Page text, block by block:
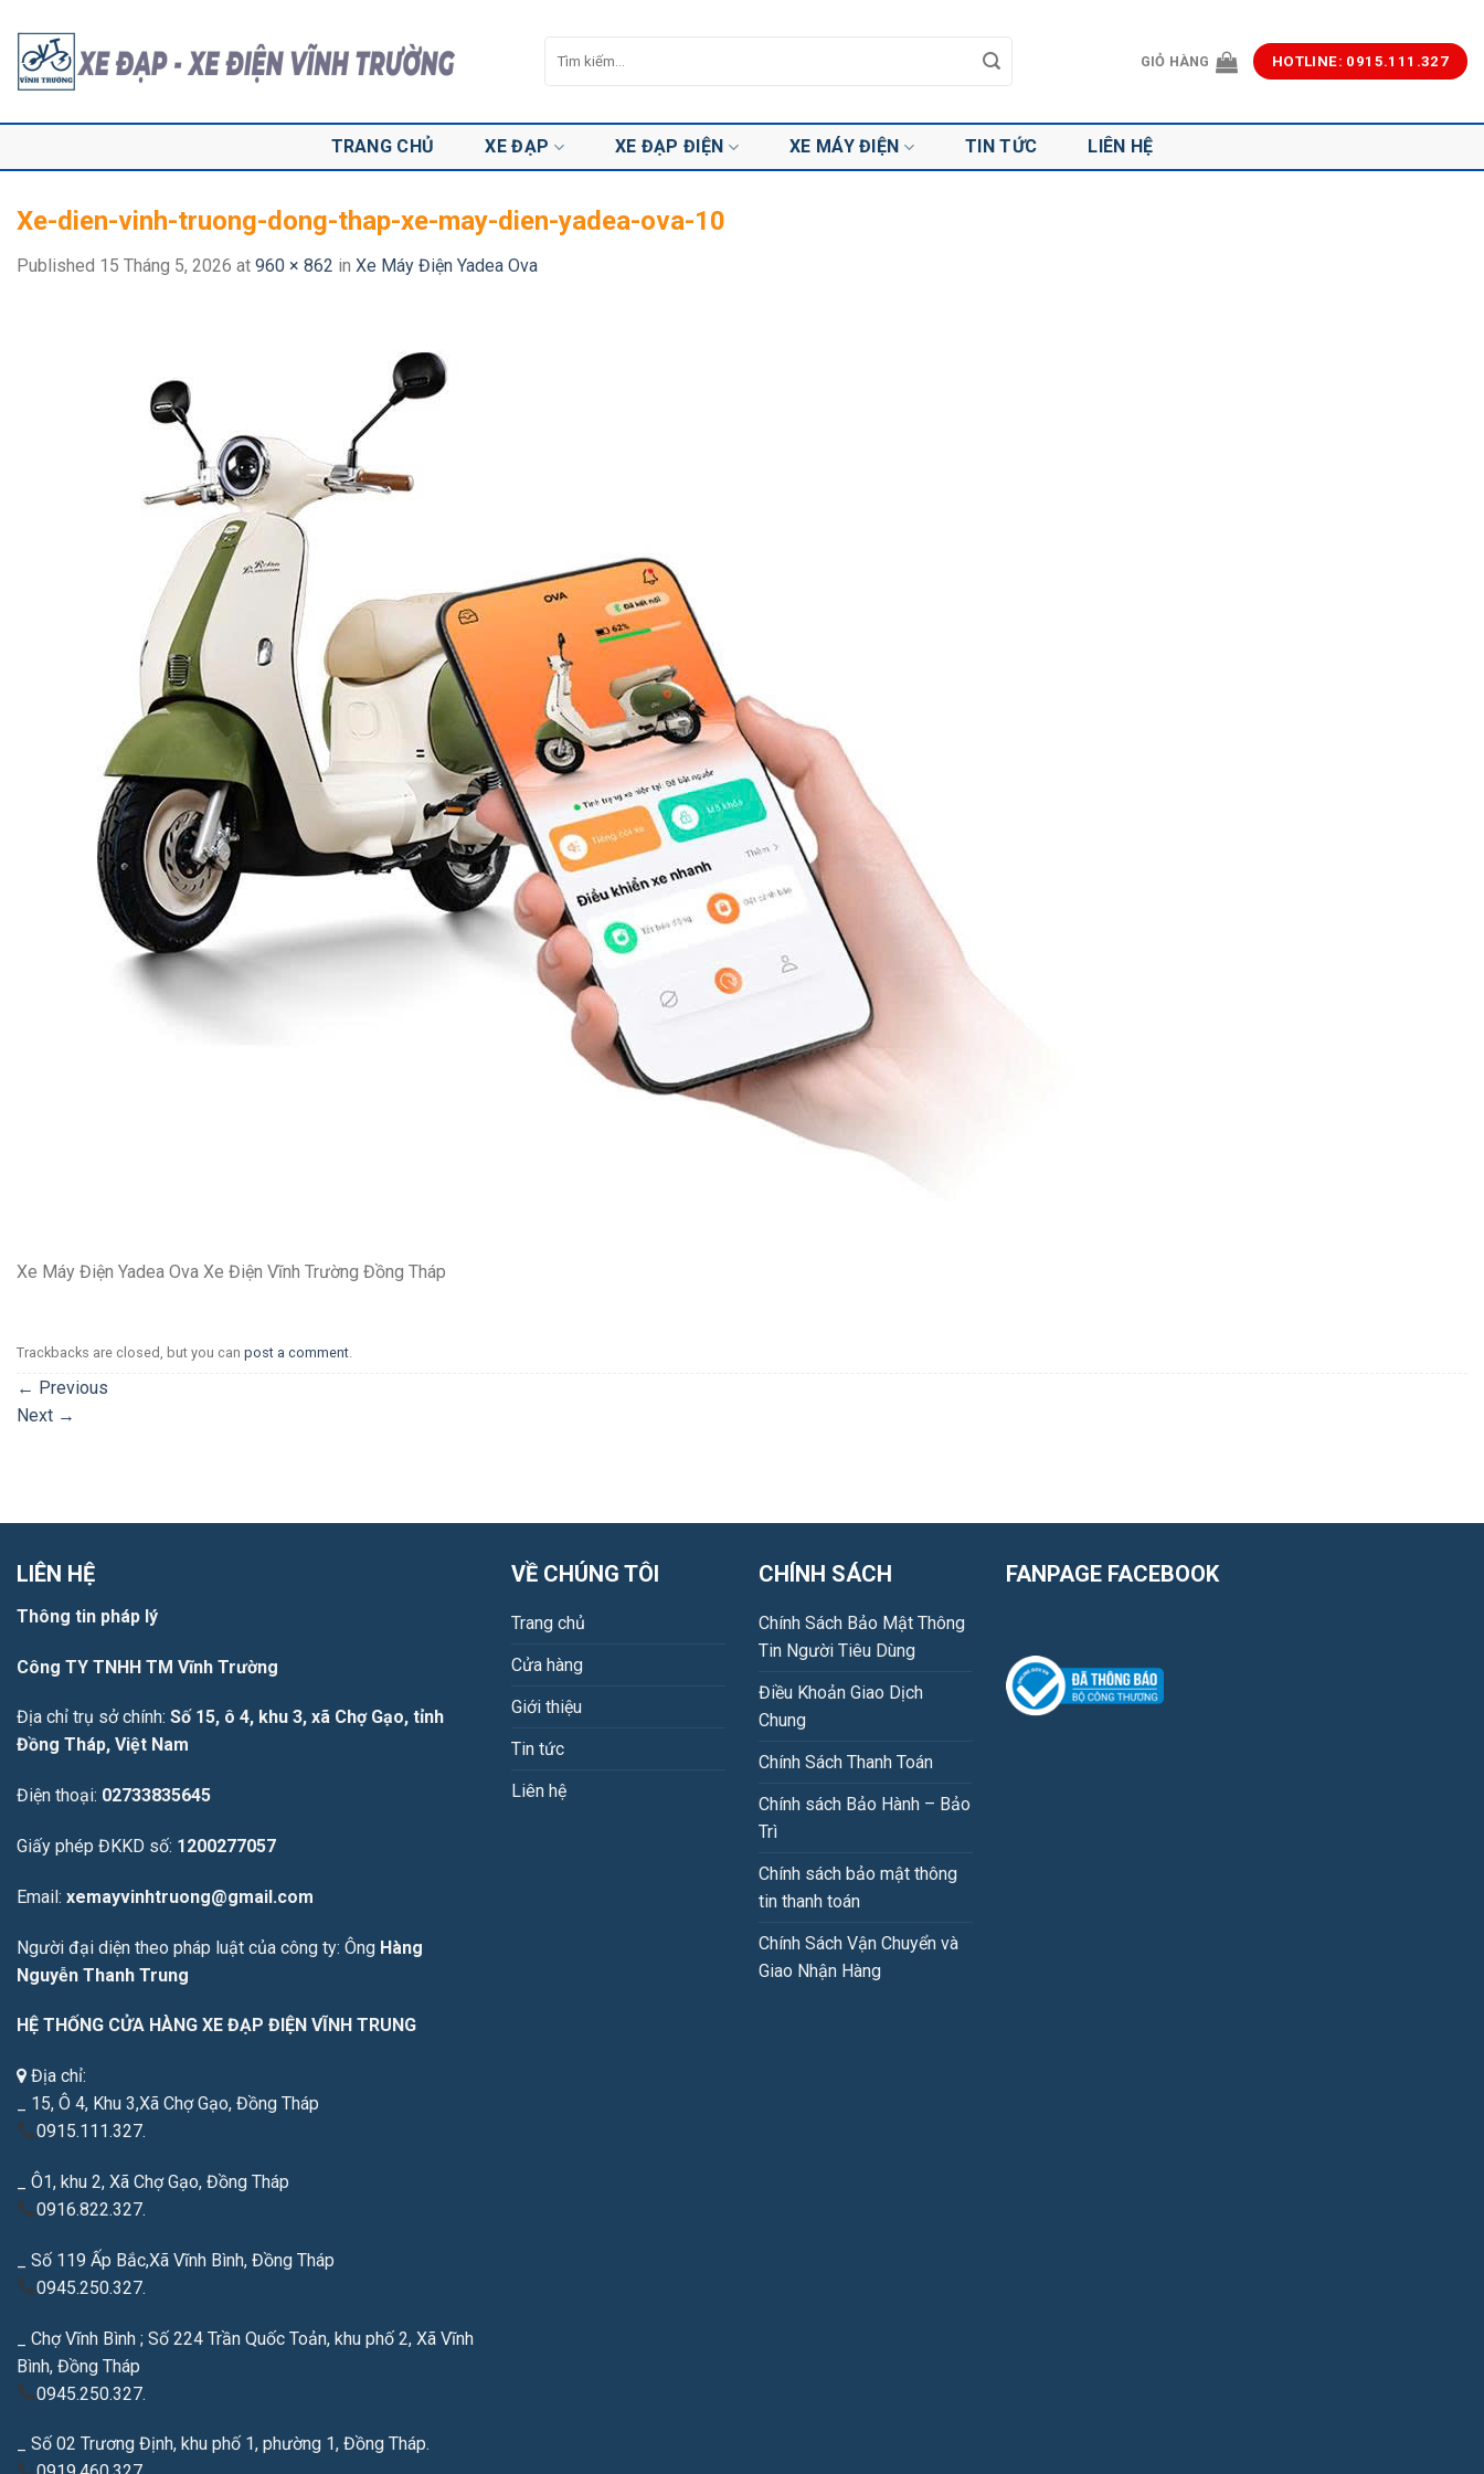
content
kiếm:
GIỎ HÀNG HOTLINE: 0915.111.327
TRANG CHỦ XE ĐẠP XE ĐẠP ĐIỆN XE MÁY ĐIỆN TIN TỨC LIÊN HỆ
Xe-dien-vinh-truong-dong-thap-xe-may-dien-yadea-ova-10
Published 15 Tháng 5, 2026 at 960 × 862 in Xe Máy Điện Yadea Ova
Xe Máy Điện Yadea Ova Xe Điện Vĩnh Trường Đồng Tháp
Trackbacks are closed, but you can post a comment.
← Previous
Next →
LIÊN HỆ
Thông tin pháp lý
Công TY TNHH TM Vĩnh Trường
Địa chỉ trụ sở chính: Số 15, ô 4, khu 3, xã Chợ Gạo, tỉnh
Đồng Tháp, Việt Nam
Điện thoại: 02733835645
Giấy phép ĐKKD số: 1200277057
Email: xemayvinhtruong@gmail.com
Người đại diện theo pháp luật của công ty: Ông Hàng
Nguyễn Thanh Trung
HỆ THỐNG CỬA HÀNG XE ĐẠP ĐIỆN VĨNH TRUNG
Địa chỉ:
_ 15, Ô 4, Khu 3,Xã Chợ Gạo, Đồng Tháp
0915.111.327.
_ Ô1, khu 2, Xã Chợ Gạo, Đồng Tháp
0916.822.327.
_ Số 119 Ấp Bắc,Xã Vĩnh Bình, Đồng Tháp
0945.250.327.
_ Chợ Vĩnh Bình ; Số 224 Trần Quốc Toản, khu phố 2, Xã Vĩnh
Bình, Đồng Tháp
0945.250.327.
_ Số 02 Trương Định, khu phố 1, phường 1, Đồng Tháp.
VỀ CHÚNG TÔI
Trang chủ
Cửa hàng
Giới thiệu
Tin tức
Liên hệ
CHÍNH SÁCH
Chính Sách Bảo Mật Thông
Tin Người Tiêu Dùng
Điều Khoản Giao Dịch
Chung
Chính Sách Thanh Toán
Chính sách Bảo Hành – Bảo
Trì
Chính sách bảo mật thông
tin thanh toán
Chính Sách Vận Chuyển và
Giao Nhận Hàng
FANPAGE FACEBOOK